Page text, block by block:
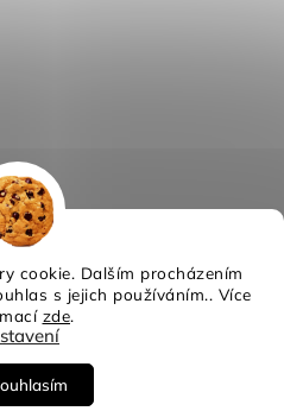
cookie. Dalším procházením
s jejich používáním.. Více
zde.
Shoptet
cookies